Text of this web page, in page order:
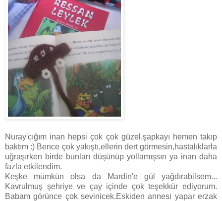
Nuray'cığım inan hepsi çok çok güzel,şapkayı hemen takıp
baktım :) Bence çok yakıştı,ellerin dert görmesin,hastalıklarla
uğraşırken birde bunları düşünüp yollamışsın ya inan daha
fazla etkilendim.
Keşke mümkün olsa da Mardin'e gül yağdırabilsem...
Kavrulmuş şehriye ve çay içinde çok teşekkür ediyorum.
Babam görünce çok sevinicek.Eskiden annesi yapar erzak